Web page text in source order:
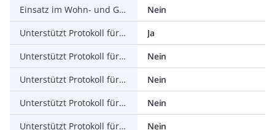
Einsatz im Wohn- und Gewerbebereich zulässig
Nein
Unterstützt Protokoll für TCP/IP
Ja
Unterstützt Protokoll für PROFIBUS
Nein
Unterstützt Protokoll für CAN
Nein
Unterstützt Protokoll für INTERBUS
Nein
Unterstützt Protokoll für ASI
Nein